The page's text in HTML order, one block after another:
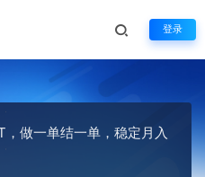
登录
做一单结一单，稳定月入